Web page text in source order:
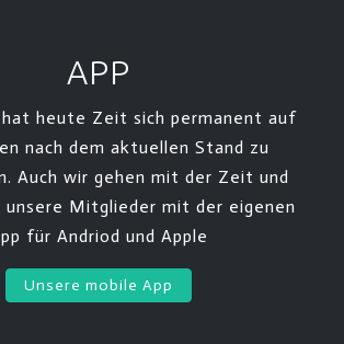
APP
hat heute Zeit sich permanent auf
nach dem aktuellen Stand zu
Auch wir gehen mit der Zeit und
Mitglieder mit der eigenen
für Andriod und Apple
Unsere mobile App